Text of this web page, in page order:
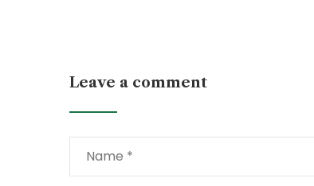
Leave a comment